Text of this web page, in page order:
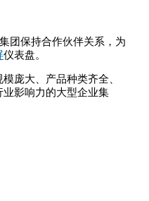
团保持合作伙伴关系，为
仪表盘。
庞大、产品种类齐全、
影响力的大型企业集